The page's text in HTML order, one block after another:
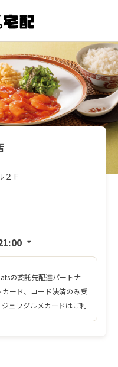
２Ｆ
の委託先配達パートナ
ード、コード決済のみ受
ェフグルメカードはご利